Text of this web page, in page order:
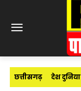
छत्तीसगढ़ देश दुनिया